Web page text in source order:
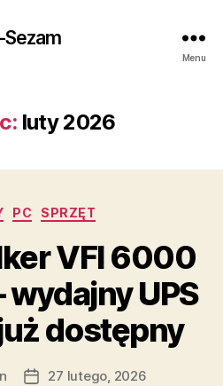
Sezam
Menu
luty 2026
Kategorie
PC SPRZĘT
VFI 6000
wydajny UPS
dostępny
Data27 lutego, 2026